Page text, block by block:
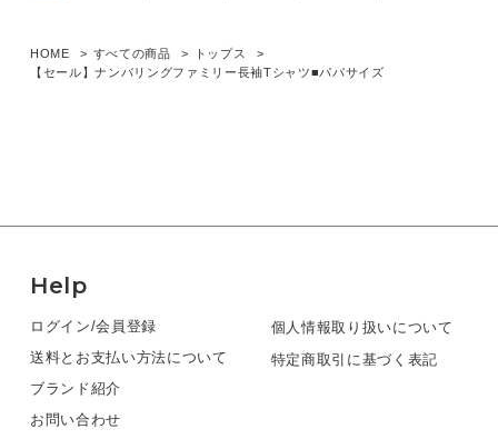
HOME すべての商品
トップス
【セール】ナンバリングファミリー長袖Tシャツ■パパサイズ
Help
ログイン/会員登録
送料とお支払い方法について
ブランド紹介
お問い合わせ
個人情報取り扱いについて
特定商取引に基づく表記